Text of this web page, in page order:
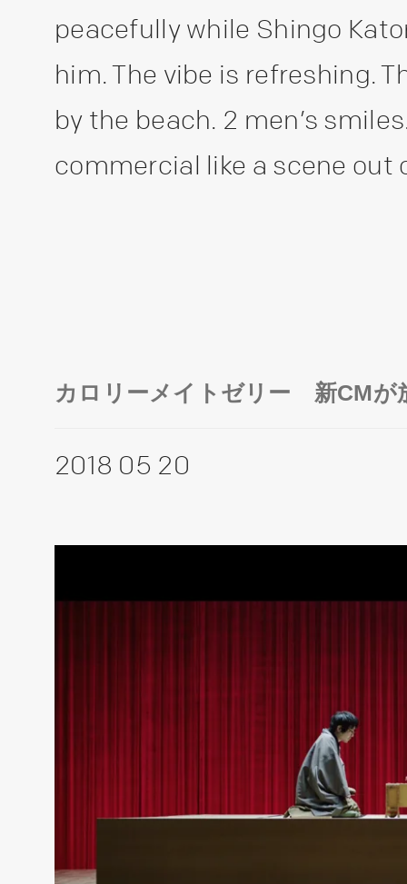
peacefully while Shingo
him. The vibe is refreshing.
by the beach. 2 men’s
commercial like a scene out
カロリーメイトゼリー 新CMが
2018 05 20